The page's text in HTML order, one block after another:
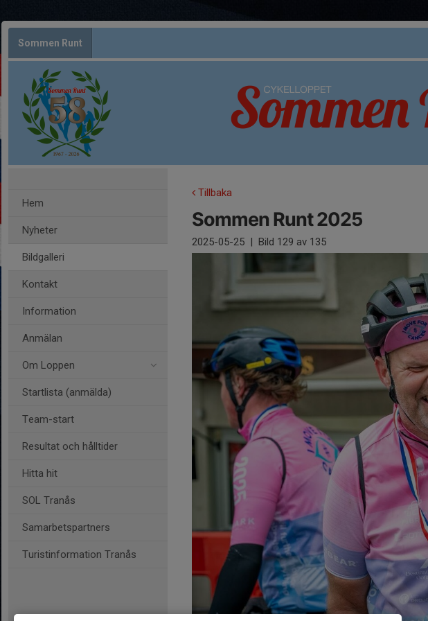
Sommen Runt
Hem
Nyheter
Bildgalleri
Kontakt
Information
Anmälan
Om Loppen
Startlista (anmälda)
Team-start
Resultat och hålltider
Hitta hit
SOL Tranås
Samarbetspartners
Turistinformation Tranås
Tillbaka
Sommen Runt 2025
2025-05-25 | Bild 129 av 135